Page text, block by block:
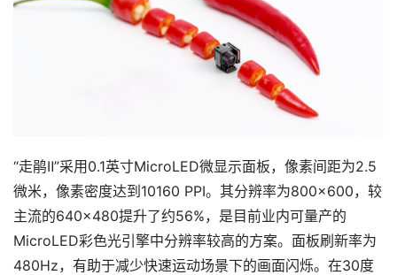
“走鹃Ⅱ”采用0.1英寸MicroLED微显示面板，像素间距为2.5
微米，像素密度达到10160 PPI。其分辨率为800×600，较
主流的640×480提升了约56%，是目前业内可量产的
MicroLED彩色光引擎中分辨率较高的方案。面板刷新率为
480Hz，有助于减少快速运动场景下的画面闪烁。在30度